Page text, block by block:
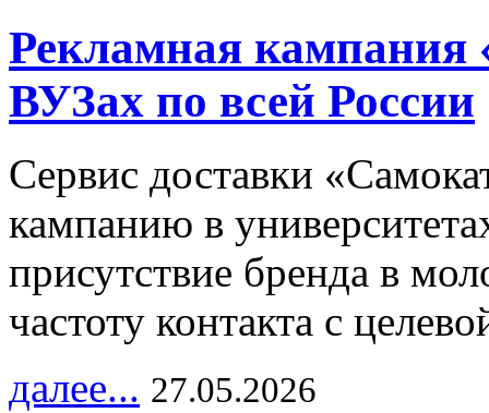
Рекламная кампания
ВУЗах по всей России
Сервис доставки
кампанию в
присутствие бренда в
частоту контакта с
далее... 27.05.2026